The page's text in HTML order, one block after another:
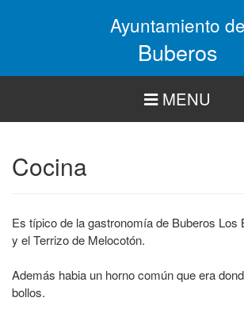
Ayuntamiento de
Buberos
MENU
Cocina
Es típico de la gastronomía de Buberos Los
y el Terrizo de Melocotón.
Además habia un horno común que era
bollos.